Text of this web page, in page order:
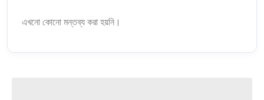
এখনো কোনো মন্তব্য করা হয়নি।